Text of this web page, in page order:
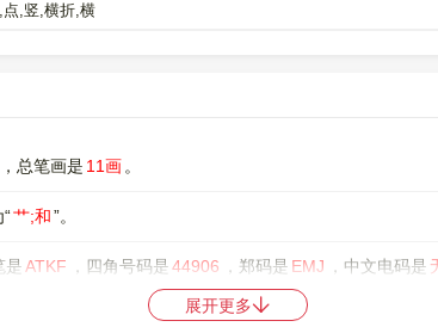
,竖,横折,横
，总笔画是 11画 。
艹;和”。
是 ATKF ，四角号码是44906 ，郑码是 EMJ ，中文电码是
，位于UNICODE的中日韩统一表意文字 (基本汉字)
展开更多